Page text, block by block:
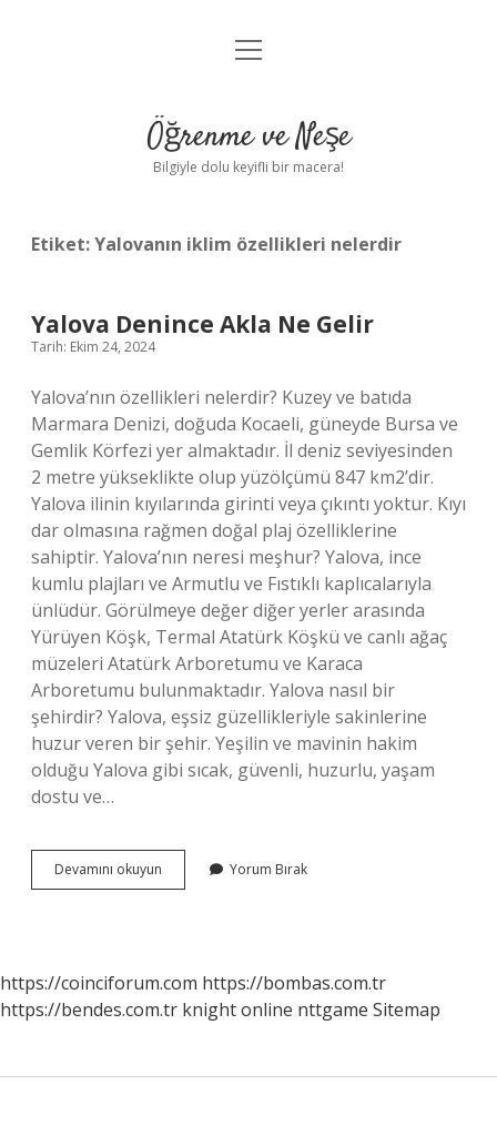
Anasayfa
Yasal Uyarı
menüyü
Öğrenme ve Neşe
Bilgiyle dolu keyifli bir macera!
Etiket:Yalovanın iklim özellikleri nelerdir
Yalova Denince Akla Ne Gelir
Tarih: Ekim 24, 2024
Yalova’nın özellikleri nelerdir? Kuzey ve batıda
Marmara Denizi, doğuda Kocaeli, güneyde Bursa ve
Gemlik Körfezi yer almaktadır. İl deniz seviyesinden
2 metre yükseklikte olup yüzölçümü 847 km2’dir.
Yalova ilinin kıyılarında girinti veya çıkıntı yoktur. Kıyı
dar olmasına rağmen doğal plaj özelliklerine
sahiptir. Yalova’nın neresi meşhur? Yalova, ince
kumlu plajları ve Armutlu ve Fıstıklı kaplıcalarıyla
ünlüdür. Görülmeye değer diğer yerler arasında
Yürüyen Köşk, Termal Atatürk Köşkü ve canlı ağaç
müzeleri Atatürk Arboretumu ve Karaca
Arboretumu bulunmaktadır. Yalova nasıl bir
şehirdir? Yalova, eşsiz güzellikleriyle sakinlerine
huzur veren bir şehir. Yeşilin ve mavinin hakim
olduğu Yalova gibi sıcak, güvenli, huzurlu, yaşam
dostu ve…
Devamını okuyun
Denince
Yorum Bırak
https://coinciforum.com https://bombas.com.tr
https://bendes.com.tr knight online nttgame Sitemap